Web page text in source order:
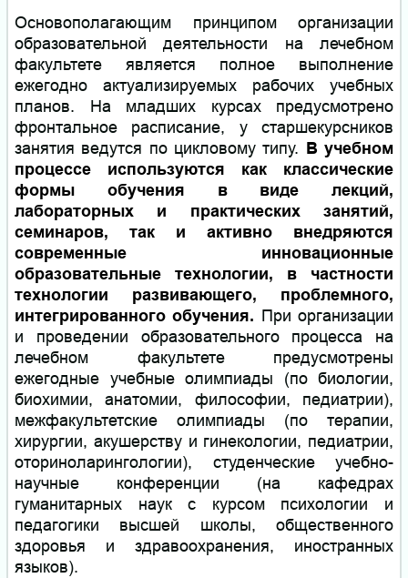
Основополагающим принципом организации
образовательной деятельности на лечебном
факультете является полное выполнение
ежегодно актуализируемых рабочих учебных
планов. На младших курсах предусмотрено
фронтальное расписание, у старшекурсников
занятия ведутся по цикловому типу. В учебном
процессе используются как классические
формы обучения в виде лекций,
лабораторных и практических занятий,
семинаров, так и активно внедряются
современные инновационные
образовательные технологии, в частности
технологии развивающего, проблемного,
интегрированного обучения. При организации
и проведении образовательного процесса на
лечебном факультете предусмотрены
ежегодные учебные олимпиады (по биологии,
биохимии, анатомии, философии, педиатрии),
межфакультетские олимпиады (по терапии,
хирургии, акушерству и гинекологии, педиатрии,
оториноларингологии), студенческие учебно-
научные конференции (на кафедрах
гуманитарных наук с курсом психологии и
педагогики высшей школы, общественного
здоровья и здравоохранения, иностранных
языков).